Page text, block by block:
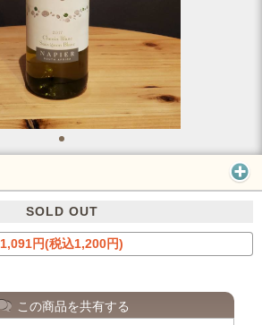
SOLD OUT
1,091円(税込1,200円)
この商品を共有する